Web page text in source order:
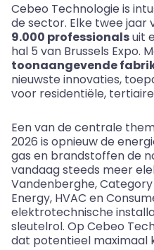
Cebeo Technologie is
de sector. Elke twee jaar
9.000 professionalsuit
hal 5 van Brussels Expo.
toonaangevende
nieuwste innovaties,
voor residentiële,
Een van de centrale
2026 is opnieuw de
gas en brandstoffen de
vandaag steeds meer
Vandenberghe,
Energy, HVAC en
elektrotechnische
sleutelrol. Op Cebeo
dat potentieel maximaal